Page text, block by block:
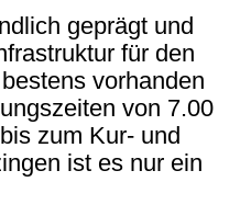
geprägt und
für den
vorhanden
von 7.00
zum Kur- und
ist es nur ein